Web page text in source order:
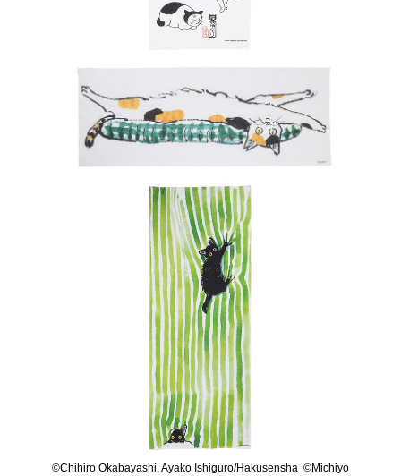
©Chihiro Okabayashi, Ayako Ishiguro/Hakusensha ©Michiyo